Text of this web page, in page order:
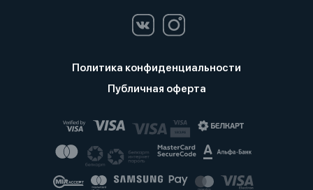
Политика конфиденциальности
Публичная оферта